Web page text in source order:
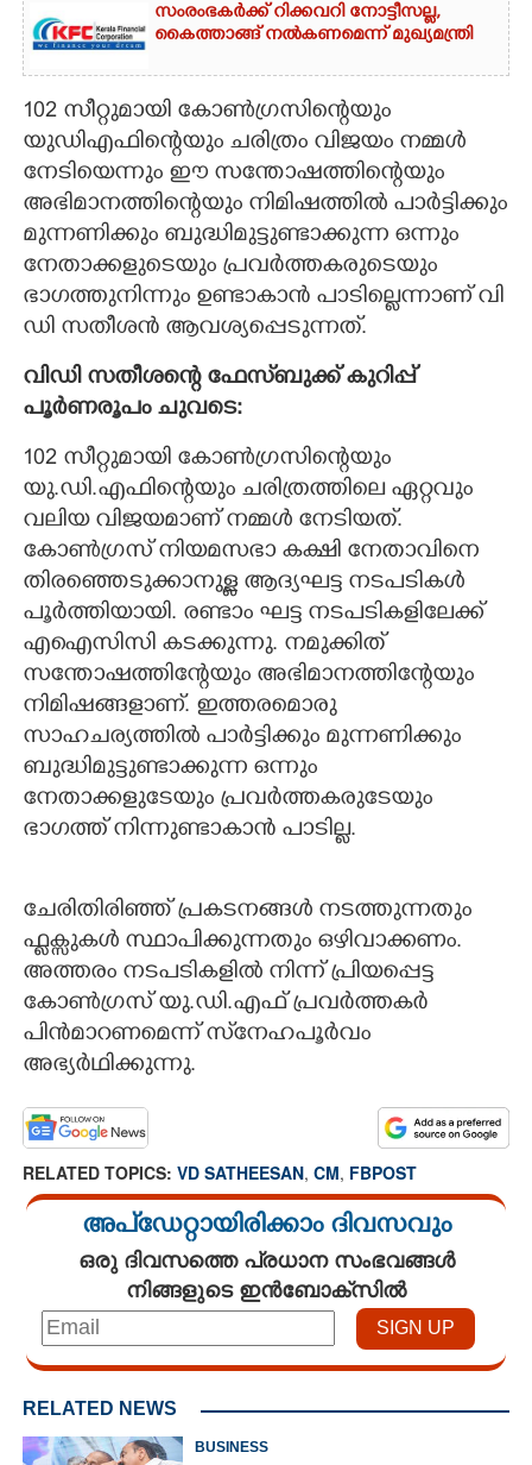
സംരംഭകർക്ക് റിക്കവറി നോട്ടീസല്ല,
കൈത്താങ്ങ് നൽകണമെന്ന് മുഖ്യമന്ത്രി
102 സീറ്റുമായി കോൺഗ്രസിന്റെയും
യുഡിഎഫിന്റെയും ചരിത്രം വിജയം നമ്മൾ
നേടിയെന്നും ഈ സന്തോഷത്തിന്റെയും
അഭിമാനത്തിന്റെയും നിമിഷത്തിൽ പാർട്ടിക്കും
മുന്നണിക്കും ബുദ്ധിമുട്ടുണ്ടാക്കുന്ന ഒന്നും
നേതാക്കളുടെയും പ്രവർത്തകരുടെയും
ഭാഗത്തുനിന്നും ഉണ്ടാകാൻ പാടില്ലെന്നാണ് വി
ഡി സതീശൻ ആവശ്യപ്പെടുന്നത്.
വിഡി സതീശന്റെ ഫേസ്‌ബുക്ക് കുറിപ്പ്
പൂർണരൂപം ചുവടെ:
102 സീറ്റുമായി കോൺഗ്രസിന്റെയും
യു.ഡി.എഫിന്റെയും ചരിത്രത്തിലെ ഏറ്റവും
വലിയ വിജയമാണ് നമ്മൾ നേടിയത്.
കോൺഗ്രസ് നിയമസഭാ കക്ഷി നേതാവിനെ
തിരഞ്ഞെടുക്കാനുള്ള ആദ്യഘട്ട നടപടികൾ
പൂർത്തിയായി. രണ്ടാം ഘട്ട നടപടികളിലേക്ക്
എഐസിസി കടക്കുന്നു. നമുക്കിത്
സന്തോഷത്തിന്റേയും അഭിമാനത്തിന്റേയും
നിമിഷങ്ങളാണ്. ഇത്തരമൊരു
സാഹചര്യത്തിൽ പാർട്ടിക്കും മുന്നണിക്കും
ബുദ്ധിമുട്ടുണ്ടാക്കുന്ന ഒന്നും
നേതാക്കളുടേയും പ്രവർത്തകരുടേയും
ഭാഗത്ത് നിന്നുണ്ടാകാൻ പാടില്ല.
ചേരിതിരിഞ്ഞ് പ്രകടനങ്ങൾ നടത്തുന്നതും
ഫ്ളക്സുകൾ സ്ഥാപിക്കുന്നതും ഒഴിവാക്കണം.
അത്തരം നടപടികളിൽ നിന്ന് പ്രിയപ്പെട്ട
കോൺഗ്രസ് യു.ഡി.എഫ് പ്രവർത്തകർ
പിൻമാറണമെന്ന് സ്‌നേഹപൂർവം
അഭ്യർഥിക്കുന്നു.
RELATED TOPICS: VD SATHEESAN, CM, FBPOST
അപ്ഡേറ്റായിരിക്കാം ദിവസവും
ഒരു ദിവസത്തെ പ്രധാന സംഭവങ്ങൾ
നിങ്ങളുടെ ഇൻബോക്സിൽ
RELATED NEWS
BUSINESS